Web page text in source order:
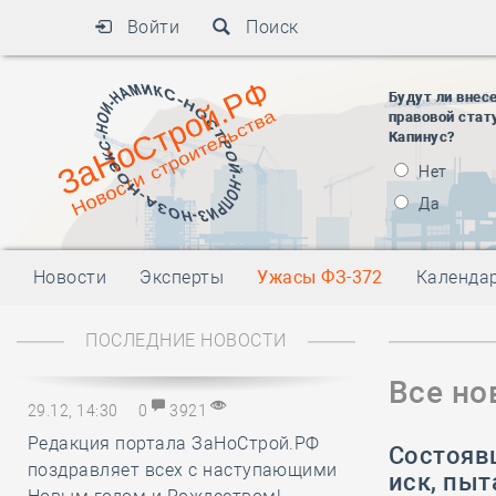
Войти Поиск
Будут ли
правовой
Капинус?
Нет
Да
Новости Эксперты Ужасы ФЗ-372
ПОСЛЕДНИЕ НОВОСТИ
29.12, 14:30 0 3921
Редакция портала ЗаНоСтрой.РФ
поздравляет всех с наступающими
Все
иск,